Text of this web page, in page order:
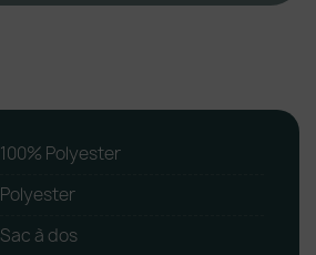
100% Polyester
Polyester
Sac à dos